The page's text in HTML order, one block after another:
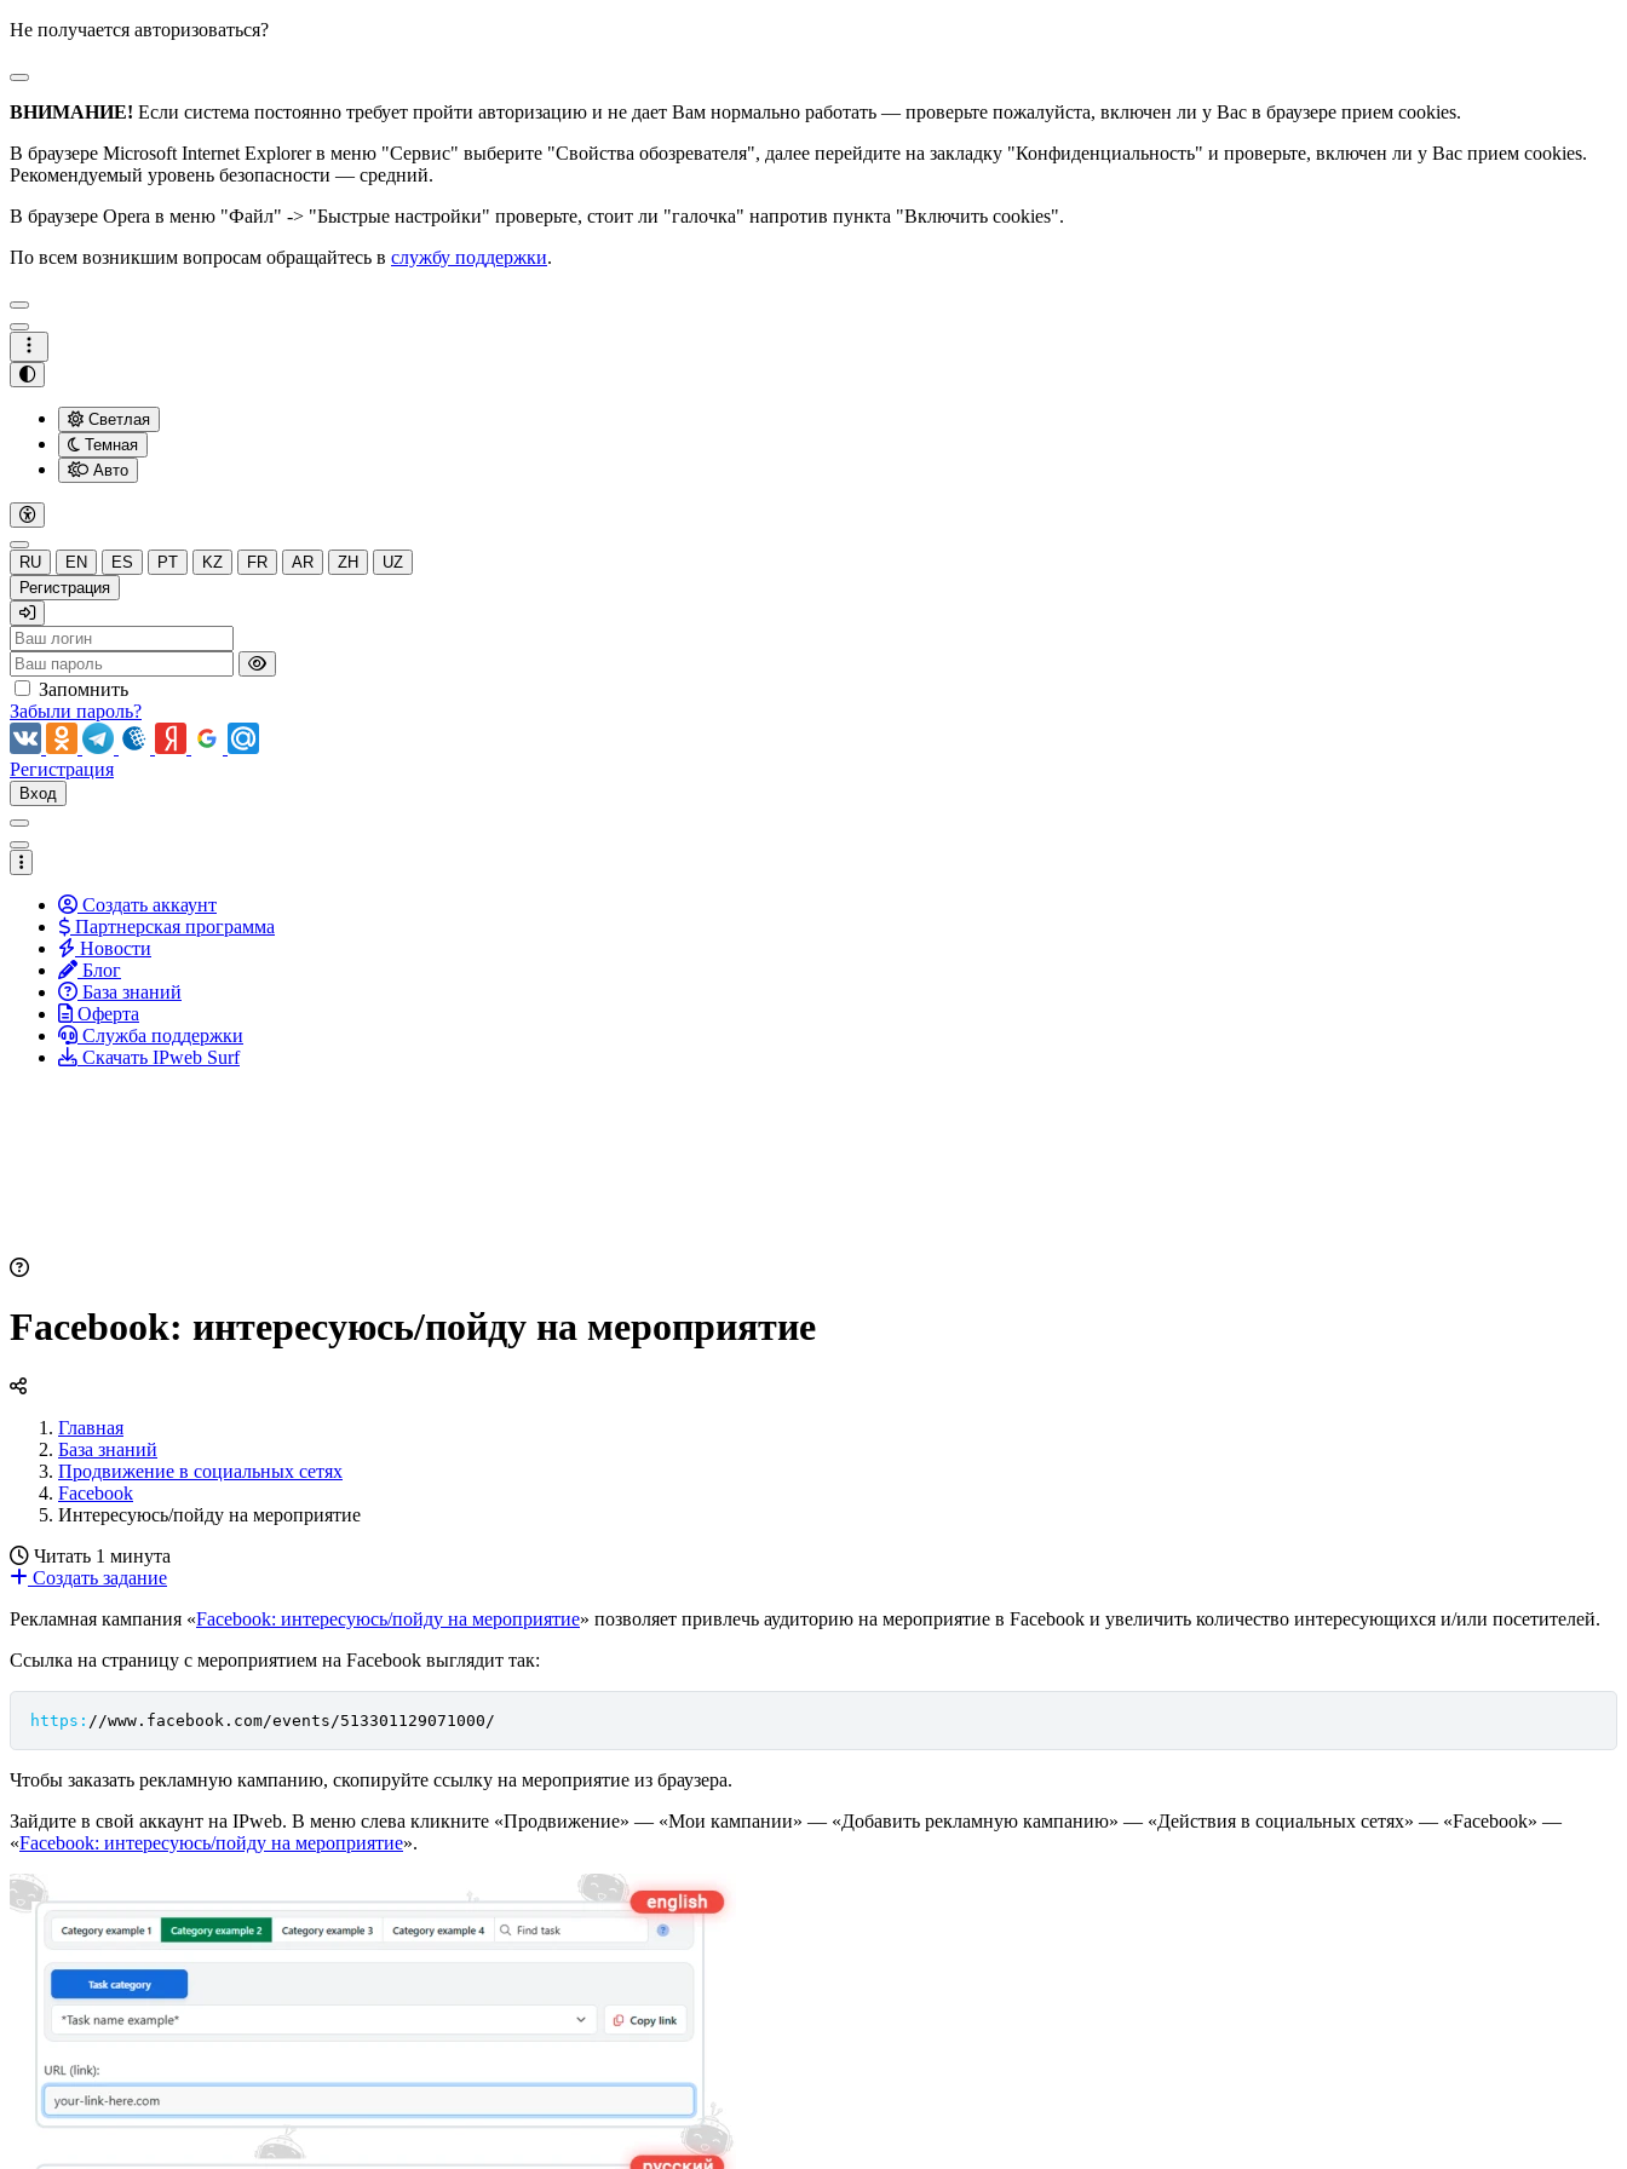
Не получается авторизоваться?
ВНИМАНИЕ! Если система постоянно требует пройти авторизацию и не дает Вам нормально работать — проверьте пожалуйста, включен ли у Вас в браузере прием cookies.
В браузере Microsoft Internet Explorer в меню "Сервис" выберите "Свойства обозревателя", далее перейдите на закладку "Конфиденциальность" и проверьте, включен ли у Вас прием cookies.
Рекомендуемый уровень безопасности — средний.
В браузере Opera в меню "Файл" -> "Быстрые настройки" проверьте, стоит ли "галочка" напротив пункта "Включить cookies".
По всем возникшим вопросам обращайтесь в службу поддержки.
Светлая
Темная
Авто
RU EN ES PT KZ FR AR ZH
UZ
Регистрация
Запомнить
Забыли пароль?
Регистрация
Вход
Создать аккаунт
Партнерская программа
Новости
Блог
База знаний
Оферта
Служба поддержки
Скачать IPweb Surf
Facebook: интересуюсь/пойду на мероприятие
Главная
База знаний
Продвижение в социальных сетях
Facebook
Интересуюсь/пойду на мероприятие
Читать 1 минута
Создать задание
Рекламная кампания «Facebook: интересуюсь/пойду на мероприятие» позволяет привлечь аудиторию на мероприятие в Facebook и увеличить количество интересующихся и/или посетителей.
Ссылка на страницу с мероприятием на Facebook выглядит так:
https: / /www.facebook.com/events /513301129071000/
Чтобы заказать рекламную кампанию, скопируйте ссылку на мероприятие из браузера.
Зайдите в свой аккаунт на IPweb. В меню слева кликните «Продвижение» — «Мои кампании» — «Добавить рекламную кампанию» — «Действия в социальных сетях» — «Facebook» —
«Facebook: интересуюсь/пойду на мероприятие».